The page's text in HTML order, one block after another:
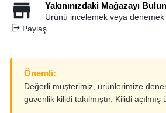
Yakınınızdaki Mağazayı Bulun
Ürünü incelemek veya denemek
Paylaş
Önemli:
Değerli müşterimiz, ürünlerimize
güvenlik kilidi takılmıştır. Kilidi